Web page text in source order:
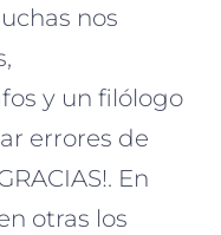
nos
y un filólogo
errores de
En
otras los